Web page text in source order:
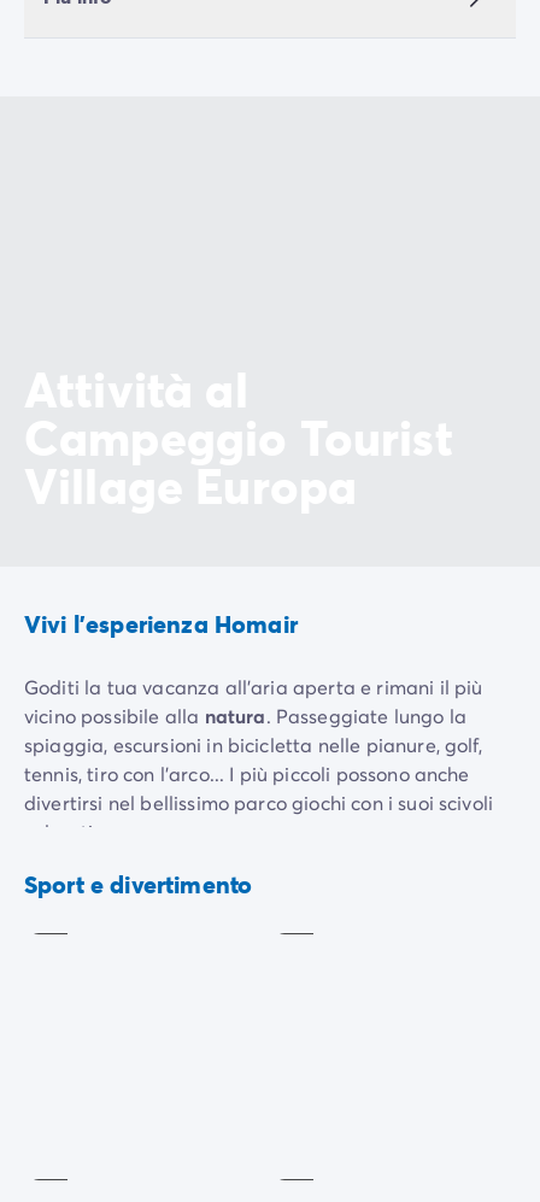
Vivi l'esperienza Homair
Goditi la tua vacanza all'aria aperta e rimani il più
vicino possibile alla natura. Passeggiate lungo la
spiaggia, escursioni in bicicletta nelle pianure, golf,
tennis, tiro con l'arco... I più piccoli possono anche
divertirsi nel bellissimo parco giochi con i suoi scivoli
colorati.
In alta stagione, gli animatori del campeggio
corsi di acquagym, tornei sportivi, club per bambini e
Sport e divertimento
Aquagym